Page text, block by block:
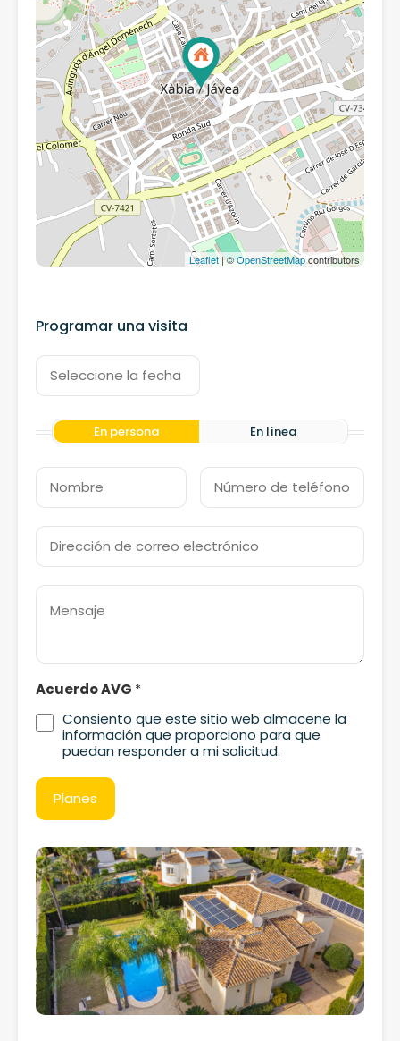
Leaflet | ©OpenStreetMapcontributors
Programar una visita
En persona En línea
Acuerdo AVG *
Consiento que este sitio web almacene la
información que proporciono para que
puedan responder a mi solicitud.